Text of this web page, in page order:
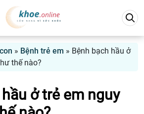
» Bệnh trẻ em » Bệnh bạch hầu ở
thế nào?
ở trẻ em nguy